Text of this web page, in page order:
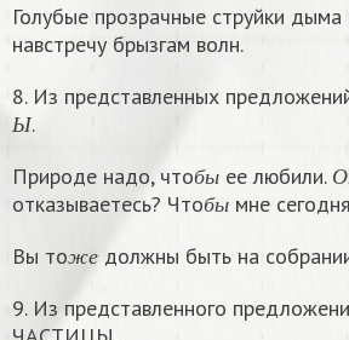
Голубые прозрачные струйки дыма
навстречу брызгам волн.
8. Из представленных
Ы
Ы.
Природе надо, что б ы ее любили. О
отказываетесь? Что б ы
бы мне
Вы то ж е
должны быть на
9. Из представленного